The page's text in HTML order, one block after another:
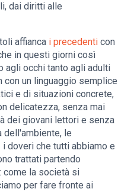
dai diritti alle
affianca i precedenti con
in questi giorni così
agli occhi tanto agli adulti
con un linguaggio semplice
e di situazioni concrete,
delicatezza, senza mai
dei giovani lettori e senza
dell'ambiente, le
doveri che tutti abbiamo e
trattati partendo
come la società si
per fare fronte ai